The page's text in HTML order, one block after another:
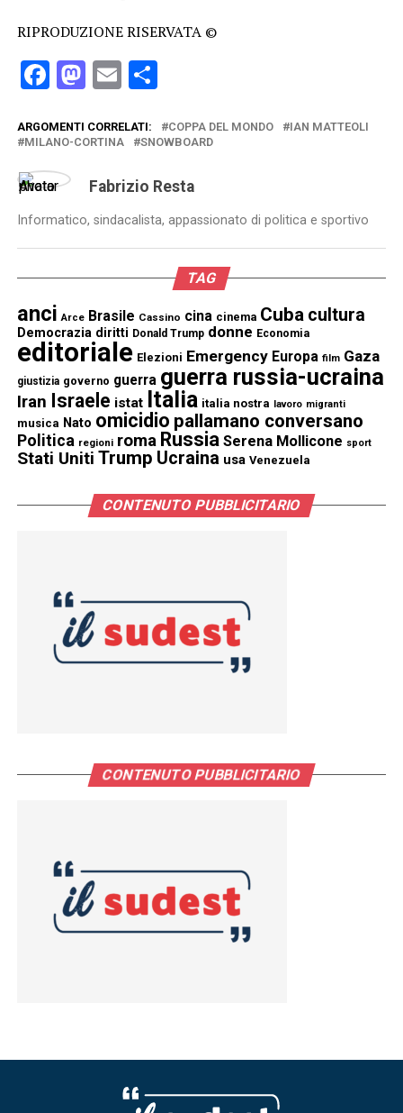
RIPRODUZIONE RISERVATA ©
Facebook
Mastodon
EmailCondividi
ARGOMENTI CORRELATI: COPPA DEL MONDO
IAN MATTEOLI
MILANO-CORTINA
SNOWBOARD
Fabrizio Resta
Informatico, sindacalista, appassionato di politica e sportivo
TAG
anci Arce Brasile Cassino cina cinema Cuba cultura
Democrazia diritti Donald Trump donne Economia
editoriale Elezioni Emergency Europa film Gaza
giustizia governo guerra guerra russia-ucraina
Iran Israele istat Italia italia nostra lavoro migranti
musica Nato omicidio pallamano conversano
Politica regioni roma Russia Serena Mollicone sport
Stati Uniti Trump Ucraina usa Venezuela
CONTENUTO PUBBLICITARIO
CONTENUTO PUBBLICITARIO